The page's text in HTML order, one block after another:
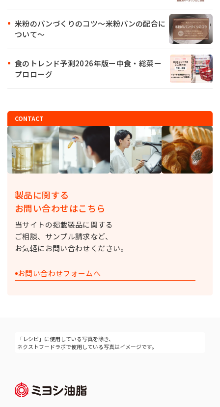
米粉のパンづくりのコツ～米粉パンの配合に
ついて～
食のトレンド予測2026年版ー中食・総菜ー
プロローグ
CONTACT
製品に関する
お問い合わせはこちら
当サイトの掲載製品に関する
ご相談、サンプル請求など、
お気軽にお問い合わせください。
お問い合わせフォームへ
「レシピ」に使用している写真を除き、
ネクストフードラボで使用している写真はイメージです。